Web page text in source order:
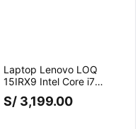
Laptop Lenovo LOQ
15IRX9 Intel Core i7
13650HX 12GB RAM
512GB SSD 6GB RTX 3050
S/ 3,199.00